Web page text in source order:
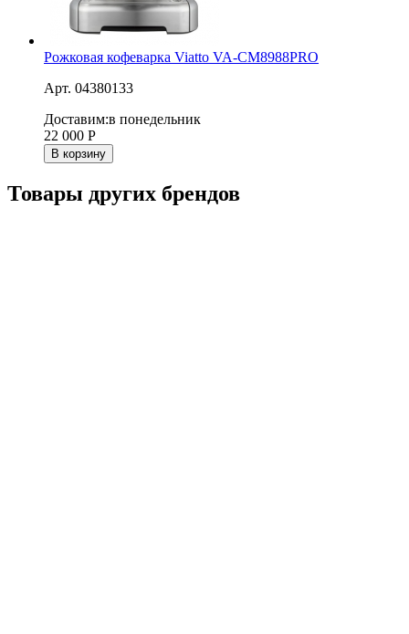
Рожковая кофеварка Viatto VA-CM8988PRO
Арт. 04380133
Доставим:в понедельник
22 000 Р
В корзину
Товары других брендов